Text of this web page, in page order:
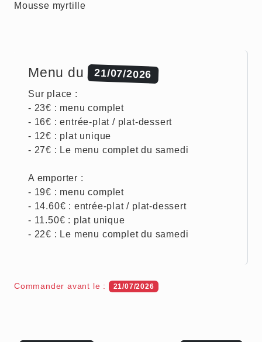
Menu du 21/07/2026
Sur place :
- 23€ : menu complet
- 16€ : entrée-plat / plat-dessert
- 12€ : plat unique
- 27€ : Le menu complet du samedi
A emporter :
- 19€ : menu complet
- 14.60€ : entrée-plat / plat-dessert
- 11.50€ : plat unique
- 22€ : Le menu complet du samedi
Commander avant le : 21/07/2026
Mousse myrtille